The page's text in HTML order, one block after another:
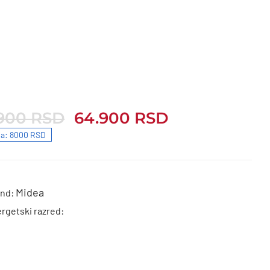
RSD
RSD. 64.900 RSD
RSD.
8000 RSD
Midea
razred: